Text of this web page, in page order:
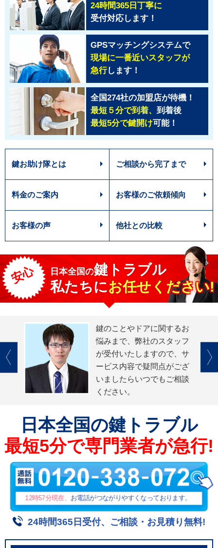
24時間365日丁寧に
受付対応します！
GPSマッチングシステムで
現場に一番近いスタッフが
急行します！
全国274社の加盟店が待機！
最短５分で到着、到着後
最短5分で鍵開け可能！
鍵お助け隊とは ご相談から完了まで
料金のご案内 お客様のご依頼傾向
お客様の声 他社との比較
安心 日本全国の鍵トラブル
私たちにお任せください!
鍵のことやドアに関するお
悩みまで、弊社のスタッフ
が受付いたしますので、サ
ービス内容で疑問点がござ
いましたらいつでもご相談
ください。
日本全国の鍵トラブル
最短5分で専門業者が急行!
12時57分現在、 お電話がつながりやすくなっております。
24時間365日受付、ご相談・お見積り無料!